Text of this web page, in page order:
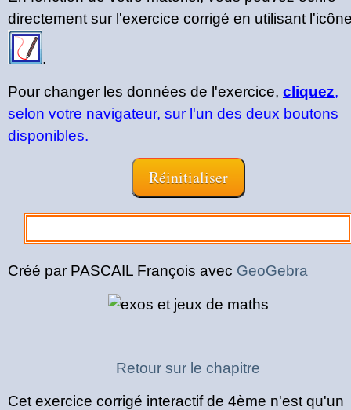
directement sur l'exercice corrigé en utilisant
.
Pour changer les données de l'exercice, cliquez,
selon votre navigateur, sur l'un des deux boutons
disponibles.
Créé par PASCAIL François avec GeoGebra
Retour sur le chapitre
Cet exercice corrigé interactif de 4ème n'est qu'un